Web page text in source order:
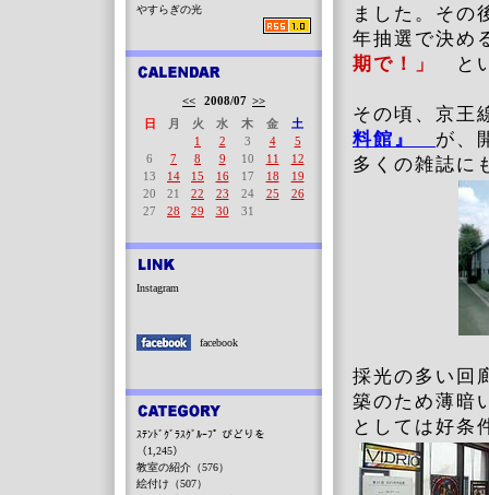
ました。その
年抽選で決め
期で！」
と
その頃、京
料館』 が、
多くの雑誌に
採光の多い回
築のため薄暗
としては好条
やすらぎの光
<< 2008/07 >>
日
月 火 水 木 金
土
1
2 3 4
5
6
7 8 9 10 11
12
13
14 15 16 17 18
19
20
21 22 23 24 25
26
27
28 29 30 31
Instagram
facebook
ｽﾃﾝﾄﾞｸﾞﾗｽｸﾞﾙｰﾌﾟ びどりを
（1,245）
教室の紹介（576）
絵付け（507）